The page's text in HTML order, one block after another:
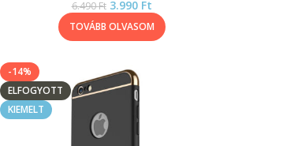
6.490Ft 3.990 Ft
TOVÁBB OLVASOM
-14%
ELFOGYOTT
KIEMELT